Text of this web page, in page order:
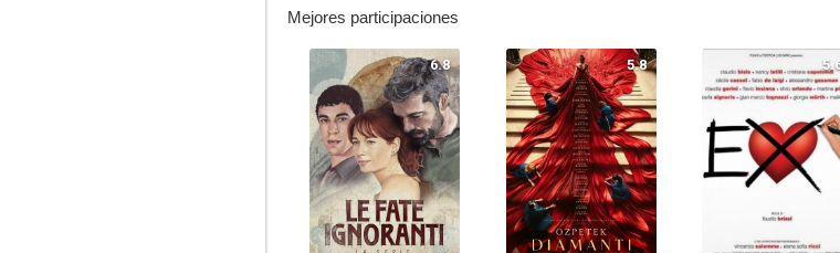
Mejores participaciones
6.8 5.8